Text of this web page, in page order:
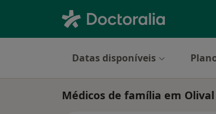
Datas disponíveis
Médicos de família em